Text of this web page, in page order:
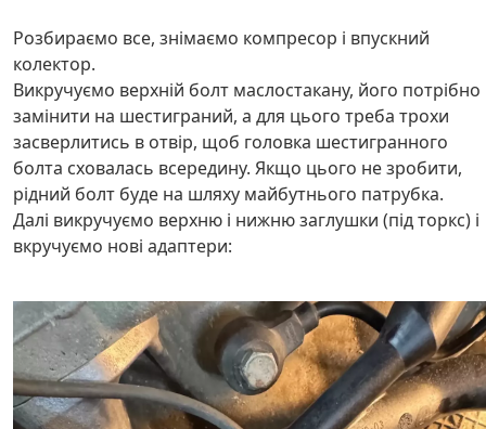
Розбираємо все, знімаємо компресор і впускний
колектор.
Викручуємо верхній болт маслостакану, його потрібно
замінити на шестиграний, а для цього треба трохи
засверлитись в отвір, щоб головка шестигранного
болта сховалась всередину. Якщо цього не зробити,
рідний болт буде на шляху майбутнього патрубка.
Далі викручуємо верхню і нижню заглушки (під торкс) і
вкручуємо нові адаптери: